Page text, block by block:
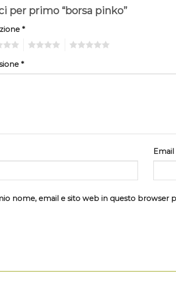
per primo “borsa pinko”
*
*
Email
nome, email e sito web in questo browser